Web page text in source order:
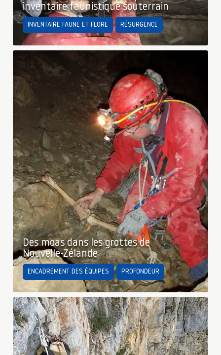
inventaire faunistique souterrain
INVENTAIRE FAUNE ET FLORE RÉSURGENCE
Des moas dans les grottes de
Nouvelle-Zélande
ENCADREMENT DES ÉQUIPES PROFONDEUR